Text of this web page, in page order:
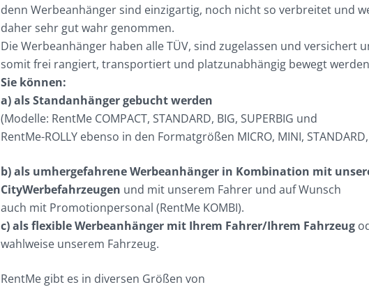
denn Werbeanhänger sind einzigartig, noch nicht so verbreitet und
daher sehr gut wahr genommen.
Die Werbeanhänger haben alle TÜV, sind zugelassen und versichert
somit frei rangiert, transportiert und platzunabhängig bewegt
Sie können:
a) als Standanhänger gebucht werden
(Modelle: RentMe COMPACT, STANDARD, BIG, SUPERBIG und
RentMe-ROLLY ebenso in den Formatgrößen MICRO, MINI, STANDARD,
b) als umhergefahrene Werbeanhänger in Kombination mit
CityWerbefahrzeugen und mit unserem Fahrer und auf Wunsch
auch mit Promotionpersonal (RentMe KOMBI).
c) als flexible Werbeanhänger mit Ihrem Fahrer/Ihrem Fahrzeug
wahlweise unserem Fahrzeug.
RentMe gibt es in diversen Größen von